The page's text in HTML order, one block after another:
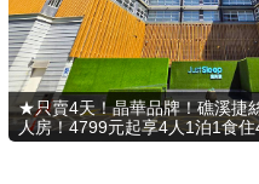
好康優惠
最新消息
★只賣4天！晶華品牌！礁溪捷
人房！4799元起享4人1泊1食住